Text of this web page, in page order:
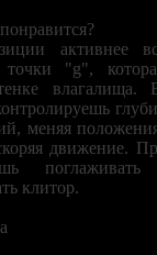
активнее
точки "g",
меняя
движение.
клитор.